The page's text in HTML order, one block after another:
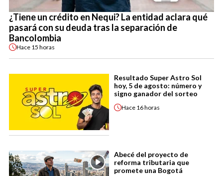
¿Tiene un crédito en Nequi? La entidad aclara qué
pasará con su deuda tras la separación de
Bancolombia
Hace 15 horas
Resultado Super Astro Sol
hoy, 5 de agosto: número y
signo ganador del sorteo
Hace 16 horas
Abecé del proyecto de
reforma tributaria que
promete una Bogotá